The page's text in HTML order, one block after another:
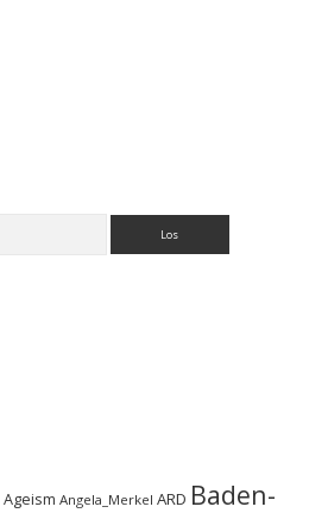
Ageism Angela_Merkel ARD Baden-